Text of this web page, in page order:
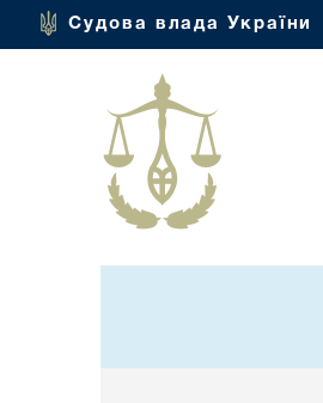
Судова влада України